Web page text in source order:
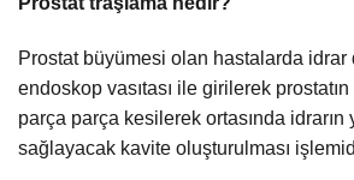
Prostat büyümesi olan hastalarda
endoskop vasıtası ile girilerek prostatın
parça parça kesilerek ortasında idrarın
sağlayacak kavite oluşturulması